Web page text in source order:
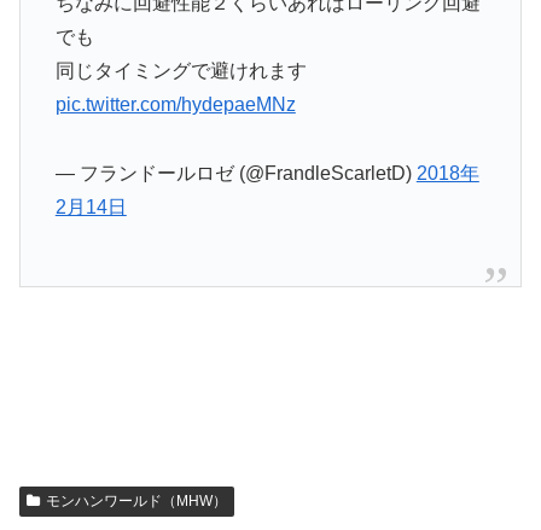
でも
同じタイミングで避けれます
pic.twitter.com/hydepaeMNz
— フランドールロゼ (@FrandleScarletD) 2018年
2月14日
モンハンワールド（MHW）